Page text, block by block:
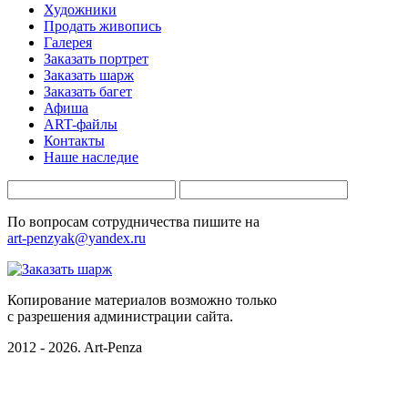
Художники
Продать живопись
Галерея
Заказать портрет
Заказать шарж
Заказать багет
Афиша
ART-файлы
Контакты
Наше наследие
По вопросам сотрудничества пишите на
art-penzyak@yandex.ru
Копирование материалов возможно только
c разрешения администрации сайта.
2012 - 2026. Art-Penza